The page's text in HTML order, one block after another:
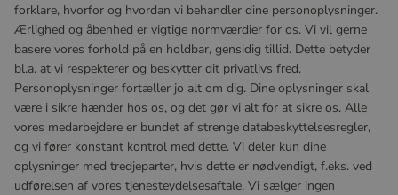
forklare, hvorfor og hvordan vi behandler dine personoplysninger.
Ærlighed og åbenhed er vigtige normværdier for os. Vi vil gerne
basere vores forhold på en holdbar, gensidig tillid. Dette betyder
bl.a. at vi respekterer og beskytter dit privatlivs fred.
Personoplysninger fortæller jo alt om dig. Dine oplysninger skal
være i sikre hænder hos os, og det gør vi alt for at sikre os. Alle
vores medarbejdere er bundet af strenge databeskyttelsesregler,
og vi fører konstant kontrol med dette. Vi deler kun dine
oplysninger med tredjeparter, hvis dette er nødvendigt, f.eks. ved
udførelsen af vores tjenesteydelsesaftale. Vi sælger ingen